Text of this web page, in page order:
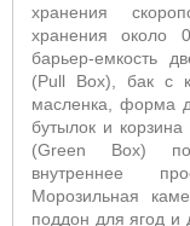
хранения
хранения около
барьер-емкость
(Pull Box), бак с
масленка, форма
бутылок и
(Green Box)
внутреннее
Морозильная
поддон для ягод и